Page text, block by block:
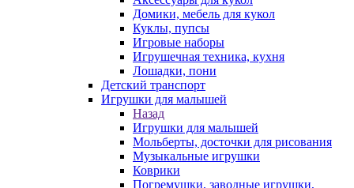
Домики, мебель для кукол
Куклы, пупсы
Игровые наборы
Игрушечная техника, кухня
Лошадки, пони
Детский транспорт
Игрушки для малышей
Назад
Игрушки для малышей
Мольберты, досточки для рисования
Музыкальные игрушки
Коврики
Погремушки, заводные игрушки,